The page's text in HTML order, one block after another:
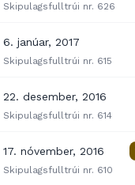
Skipulagsfulltrúi nr. 626
6. janúar, 2017
Skipulagsfulltrúi nr. 615
22. desember, 2016
Skipulagsfulltrúi nr. 614
17. nóvember, 2016
Skipulagsfulltrúi nr. 610